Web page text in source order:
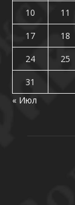
10
11
17
18
24
25
31
« Июл